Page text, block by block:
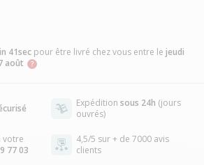
40sec pour être livré chez vous entre le jeudi
août
Expédition sous 24h (jours
ouvrés)
votre
77 03
4,5/5 sur + de 7000 avis
clients